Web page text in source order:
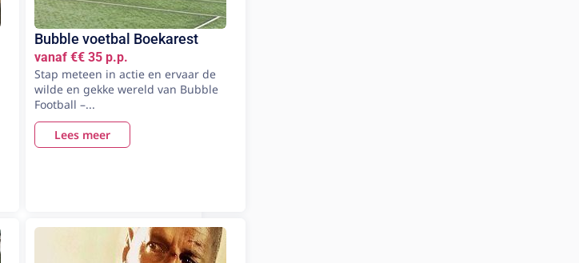
Bubble voetbal Boekarest
vanaf €€ 35 p.p.
Stap meteen in actie en ervaar de
wilde en gekke wereld van Bubble
Football –...
Lees meer